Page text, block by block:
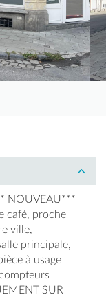
NOUVEAU***
café, proche
ville,
principale,
à usage
SUR